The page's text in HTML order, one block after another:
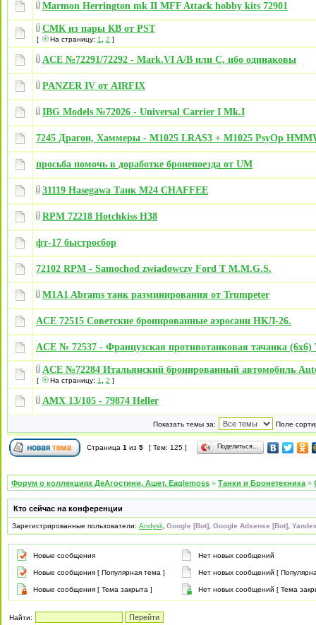
Marmon Herrington mk II MFF Attack hobby kits 72901
СМК из пары КВ от PST
[ На страницу: 1 2 ]
ACE №72291/72292 - Mark.VI A/B или C, ибо одинаковы
PANZER IV от AIRFIX
IBG Models №72026 - Universal Carrier I Mk.I
7245 Драгон, Хаммеры - M1025 LRAS3 + M1025 PsyOp
просьба помочь в доработке бронепоезда от UM
31119 Hasegawa Танк M24 CHAFFEE
RPM 72218 Hotchkiss H38
фт-17 быстросбор
72102 RPM - Samochod zwiadowczy Ford T M.M.G.S.
M1A1 Abrams танк разминирования от Trumpeter
ACE 72515 Советские бронированные аэросани НКЛ-26.
ACE № 72537 - Французская противотанковая тачанка (6x6)
ACE №72284 Итальянский бронированный автомобиль
[ На страницу: 1 2 ]
AMX 13/105 - 79874 Heller
Показать темы за: Поле
Страница 1 из 5 [ Тем: 125 ] Поделиться…
Форум о коллекциях ДеАгостини, Ашет, Eaglemoss » Танки и Бронетехника »
Кто сейчас на конференции
Зарегистрированные пользователи: Andysil Google [Bot] Google Adsense [Bot]
Новые сообщения Нет новых сообщений
Новые сообщения [ Популярная тема ] Нет новых сообщений [
Новые сообщения [ Тема закрыта ] Нет новых сообщений [ Тема
Найти: